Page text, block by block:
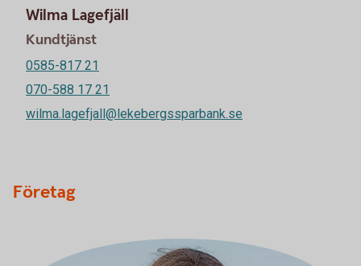
Wilma Lagefjäll
Kundtjänst
0585-817 21
070-588 17 21
wilma.lagefjall@lekebergssparbank.se
Företag